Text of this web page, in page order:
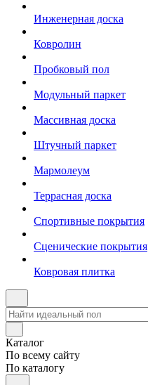
Инженерная доска
Ковролин
Пробковый пол
Модульный паркет
Массивная доска
Штучный паркет
Мармолеум
Террасная доска
Спортивные покрытия
Сценические покрытия
Ковровая плитка
Каталог
По всему сайту
По каталогу